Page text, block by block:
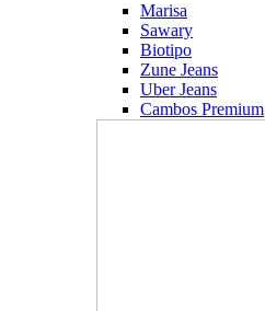
Marisa
Sawary
Biotipo
Zune Jeans
Uber Jeans
Cambos Premium